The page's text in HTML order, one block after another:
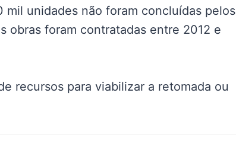
mil unidades não foram concluídas pelos
obras foram contratadas entre 2012 e
recursos para viabilizar a retomada ou